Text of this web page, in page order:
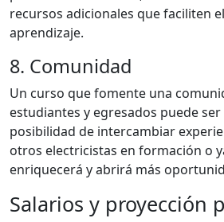
recursos adicionales que faciliten
aprendizaje.
8. Comunidad
Un curso que fomente una
estudiantes y egresados puede
posibilidad de intercambiar
otros electricistas en formación o
enriquecerá y abrirá más
Salarios y proyección